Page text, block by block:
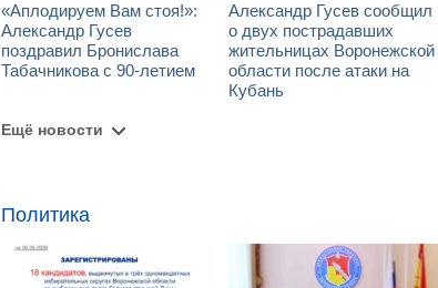
«Аплодируем Вам стоя!»:
Александр Гусев
поздравил Бронислава
Табачникова с 90-летием
Александр Гусев сообщил
о двух пострадавших
жительницах Воронежской
области после атаки на
Кубань
Ещё новости
Политика